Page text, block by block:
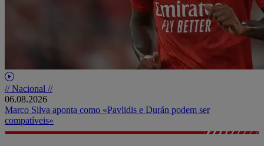
// Nacional //
06.08.2026
Marco Silva aponta como «Pavlidis e Durán podem ser
compatíveis»